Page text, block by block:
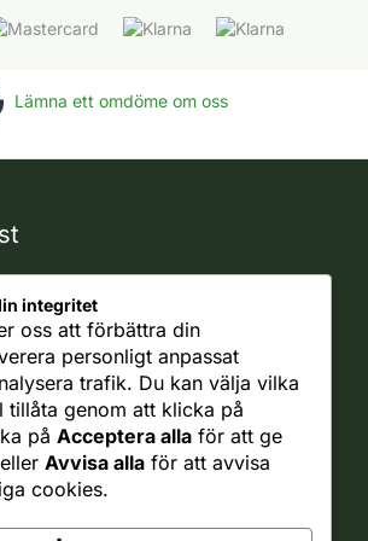
Lämna ett omdöme om oss
integritet
oss att förbättra din
personligt anpassat
trafik. Du kan välja vilka
tillåta genom att klicka på
på Acceptera alla för att ge
Avvisa alla för att avvisa
cookies.